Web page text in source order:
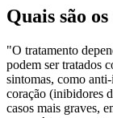
Quais são
"O tratamento
podem ser tratados
sintomas, como
coração (inibidores
casos mais graves,